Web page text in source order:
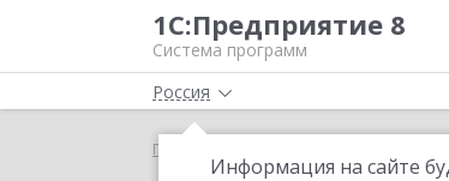
1С:Предприятие 8
Система программ
Россия
Информация на сайте
Главная